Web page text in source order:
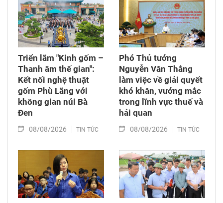
Triển lãm "Kinh gốm –
Thanh âm thế gian":
Kết nối nghệ thuật
gốm Phù Lãng với
không gian núi Bà
Đen
08/08/2026 TIN TỨC
Phó Thủ tướng
Nguyễn Văn Thắng
làm việc về giải quyết
khó khăn, vướng mắc
trong lĩnh vực thuế và
hải quan
08/08/2026 TIN TỨC